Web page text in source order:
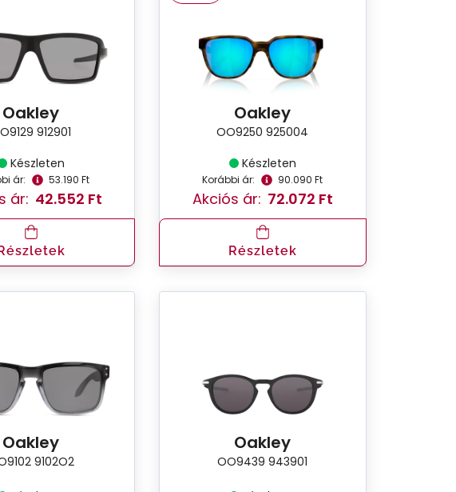
Oakley
912901
Készleten
ár: 53.190 Ft
ár: 42.552 Ft
Oakley
OO9250 925004
Készleten
Korábbi ár: 90.090 Ft
Akciós ár: 72.072 Ft
Részletek
Oakley
9102O2
Oakley
OO9439 943901